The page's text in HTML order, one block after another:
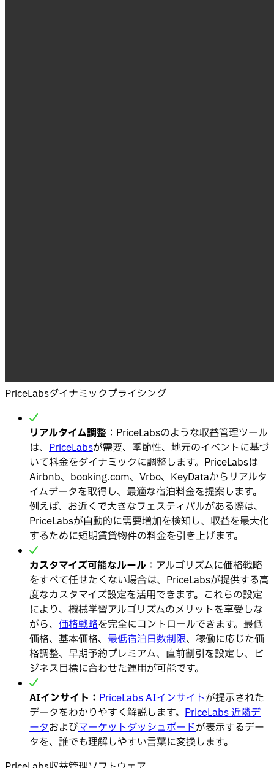
PriceLabsダイナミックプライシング
リアルタイム調整 ：PriceLabsのような収益管理ツール
は、 PriceLabsが需要、季節性、地元のイベントに基づ
いて料金をダイナミックに調整します。PriceLabsは
Airbnb、booking.com、Vrbo、KeyDataからリアルタ
イムデータを取得し、最適な宿泊料金を提案します。
例えば、お近くで大きなフェスティバルがある際は、
PriceLabsが自動的に需要増加を検知し、収益を最大化
するために短期賃貸物件の料金を引き上げます。
カスタマイズ可能なルール ：アルゴリズムに価格戦略
をすべて任せたくない場合は、PriceLabsが提供する高
度なカスタマイズ設定を活用できます。これらの設定
により、機械学習アルゴリズムのメリットを享受しな
がら、 価格戦略を完全にコントロールできます。最低
価格、基本価格、 最低宿泊日数制限、稼働に応じた価
格調整、早期予約プレミアム、直前割引を設定し、ビ
ジネス目標に合わせた運用が可能です。
AIインサイト： PriceLabs AIインサイトが提示された
データをわかりやすく解説します。 PriceLabs 近隣デ
ータおよびマーケットダッシュボードが表示するデー
タを、誰でも理解しやすい言葉に変換します。